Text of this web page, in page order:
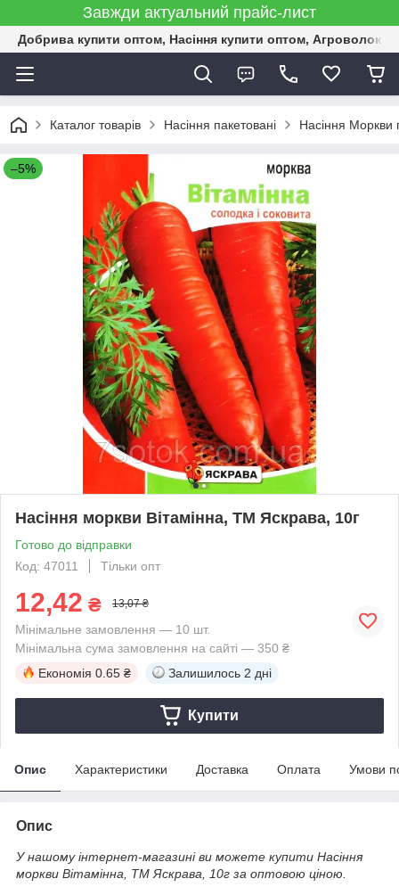
Завжди актуальний прайс-лист
Добрива купити оптом, Насіння купити оптом,
Каталог товарів Насіння пакетовані Насіння Моркви
–5%
Насіння моркви Вiтамiнна, ТМ Яскрава, 10г
Готово до відправки
Код: 47011
Тільки опт
12,42 ₴ 13,07 ₴
Мінімальне замовлення — 10 шт.
Мінімальна сума замовлення на сайті — 350 ₴
Економія 0.65 ₴ Залишилось 2 дні
Купити
Опис Характеристики Доставка Оплата Умови
Опис
У нашому інтернет-магазині ви можете купити Насіння
моркви Вiтамiнна, ТМ Яскрава, 10г за оптовою ціною.